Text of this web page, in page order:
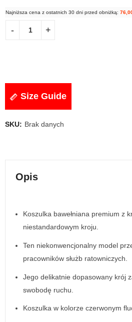
Najniższa cena z ostatnich 30 dni przed obniżką:
Size Guide
SKU: Brak danych
Opis
Koszulka bawełniana premium z
niestandardowym kroju.
Ten niekonwencjonalny model
pracowników służb ratowniczych.
Jego delikatnie dopasowany krój
swobodę ruchu.
Koszulka w kolorze czerwonym